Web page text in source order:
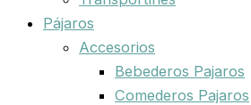
Pájaros
Accesorios
Bebederos Pajaros
Comederos Pajaros